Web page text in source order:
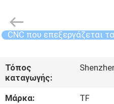
ΠΡΟΪΌΝΤΑ
Tuofa
Technology
Co.,
Ltd..
CNC που επεξεργάζεται
Τόπος
καταγωγής:
Μάρκα:
TF